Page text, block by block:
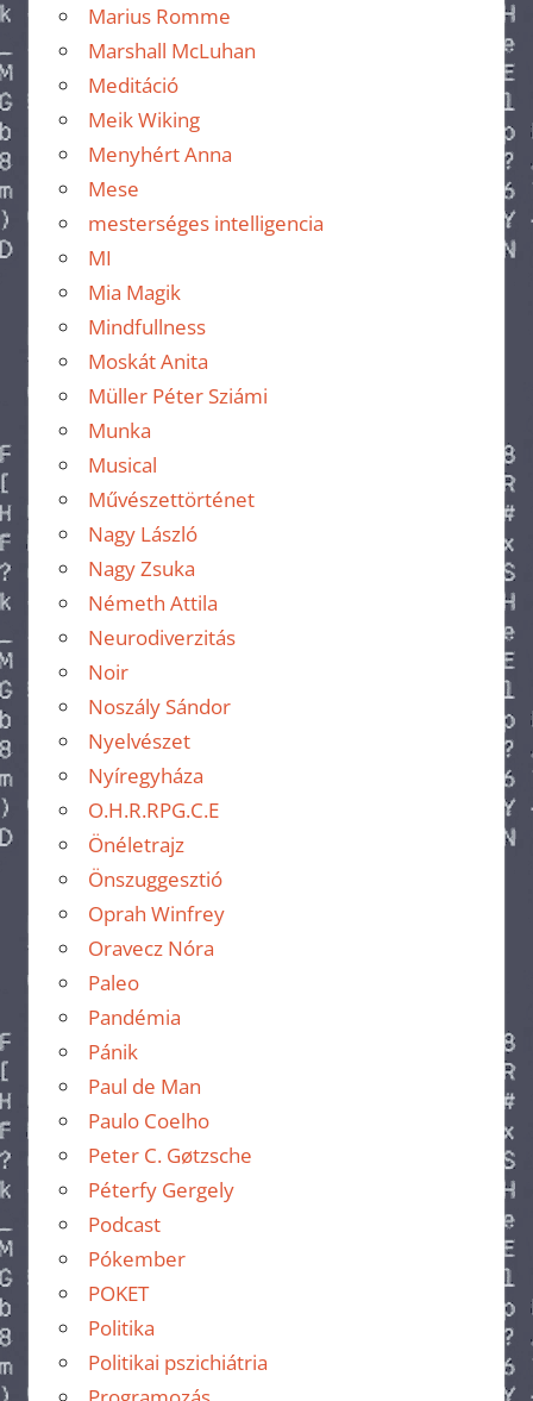
Marius Romme
Marshall McLuhan
Meditáció
Meik Wiking
Menyhért Anna
Mese
mesterséges intelligencia
MI
Mia Magik
Mindfullness
Moskát Anita
Müller Péter Sziámi
Munka
Musical
Művészettörténet
Nagy László
Nagy Zsuka
Németh Attila
Neurodiverzitás
Noir
Noszály Sándor
Nyelvészet
Nyíregyháza
O.H.R.RPG.C.E
Önéletrajz
Önszuggesztió
Oprah Winfrey
Oravecz Nóra
Paleo
Pandémia
Pánik
Paul de Man
Paulo Coelho
Peter C. Gøtzsche
Péterfy Gergely
Podcast
Pókember
POKET
Politika
Politikai pszichiátria